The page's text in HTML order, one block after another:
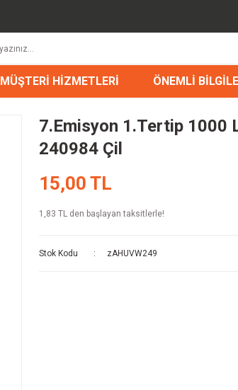
MÜŞTERİ HİZMETLERİ ÖNEMLİ
7.Emisyon 1.Tertip 1000
240984 Çil
15,00 TL
1,83 TL den başlayan taksitlerle!
Stok Kodu zAHUVW249